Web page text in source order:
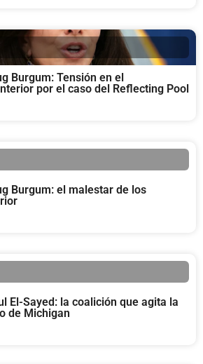
Burgum: Tensión en el
por el caso del Reflecting Pool
Burgum: el malestar de los
El-Sayed: la coalición que agita la
de Michigan